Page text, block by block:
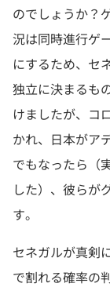
のでしょうか？
況は同時進行ゲ
にするため、セ
独立に決まるも
けましたが、コ
かれ、日本がア
でもなったら（
した）、彼らが
す。
セネガルが真剣
で割れる確率の